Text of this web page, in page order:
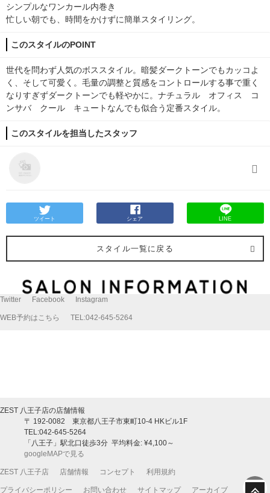
シンプルなワンカール内巻き
忙しい朝でも、時間をかけずに簡単スタイリング。
このスタイルのPOINT
世代を問わず人気のボススタイル。暗髪ダークトーンでもカッコよ
く、そして可愛く。毛量の調整と質感をコントロールする事で重く
なりすぎずダークトーンでも軽やかに。ナチュラル オフィス コ
ンサバ クール キュートなんでも似合う定番スタイル。
このスタイルを担当したスタッフ
ツイート シェア LINE
スタイル一覧に戻る
Twitter Facebook Instagram
WEB予約はこちら TEL:042-645-5264
ZEST 八王子店の店舗情報
〒 192-0082 東京都八王子市東町10-4 HKビル1F
TEL:042-645-5264
「八王子」駅北口徒歩3分 平均料金: ¥4,100～
googleMAPで見る
ZEST 八王子店 店舗情報 コンセプト 利用規約
プライバシーポリシー お問い合わせ サイトマップ アーカイブ